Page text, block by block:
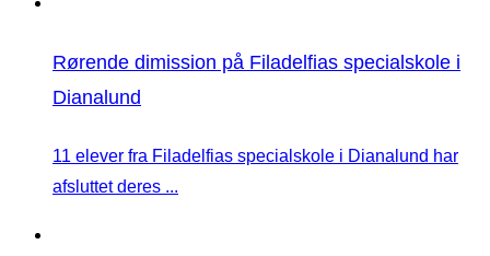
Rørende dimission på Filadelfias specialskole i
Dianalund
11 elever fra Filadelfias specialskole i Dianalund har
afsluttet deres ...